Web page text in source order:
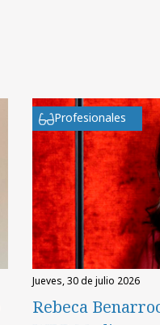
Profesionales
jueves, 30 de julio 2026
Rebeca